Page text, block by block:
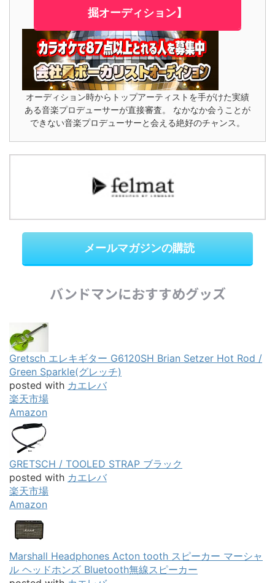
掘オーディション】
オーディション時からトップアーティストを手がけた実績
ある音楽プロデューサーが直接審査。 なかなか会うことが
できない音楽プロデューサーと会える絶好のチャンス。
メールマガジンの購読
バンドマンにおすすめグッズ
Gretsch エレキギター G6120SH Brian Setzer Hot Rod /
Green Sparkle(グレッチ)
posted with カエレバ
楽天市場
Amazon
GRETSCH / TOOLED STRAP ブラック
posted with カエレバ
楽天市場
Amazon
Marshall Headphones Acton tooth スピーカー マーシャ
ル ヘッドホンズ Bluetooth無線スピーカー